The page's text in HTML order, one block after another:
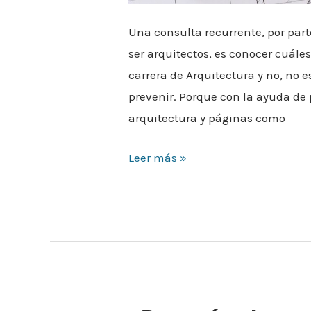
Una consulta recurrente, por
ser arquitectos, es conocer
carrera de Arquitectura y no, no
prevenir. Porque con la ayuda de
arquitectura y páginas como
Leer más »